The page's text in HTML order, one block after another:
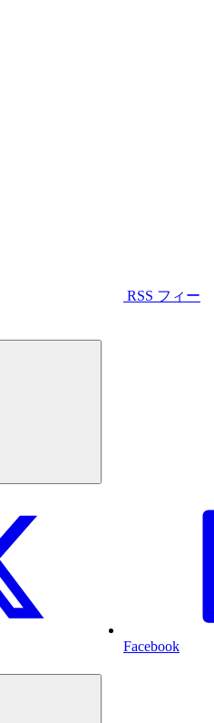
RSS フィー
Facebook